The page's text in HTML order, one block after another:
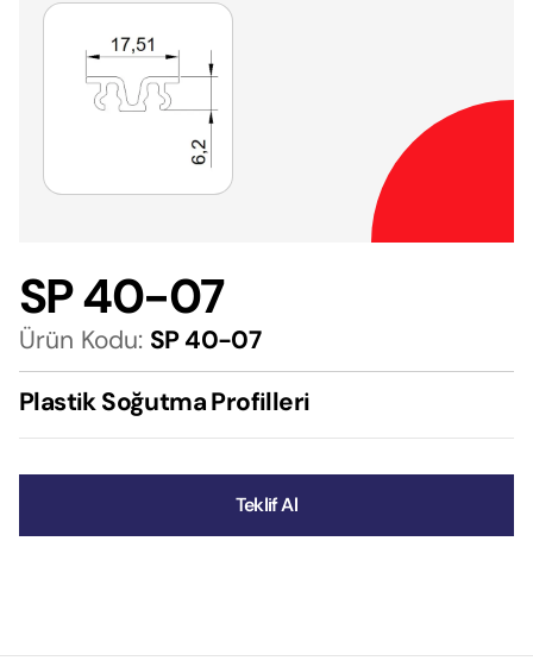
SP 40-07
Ürün Kodu: SP 40-07
Plastik Soğutma Profilleri
Teklif Al